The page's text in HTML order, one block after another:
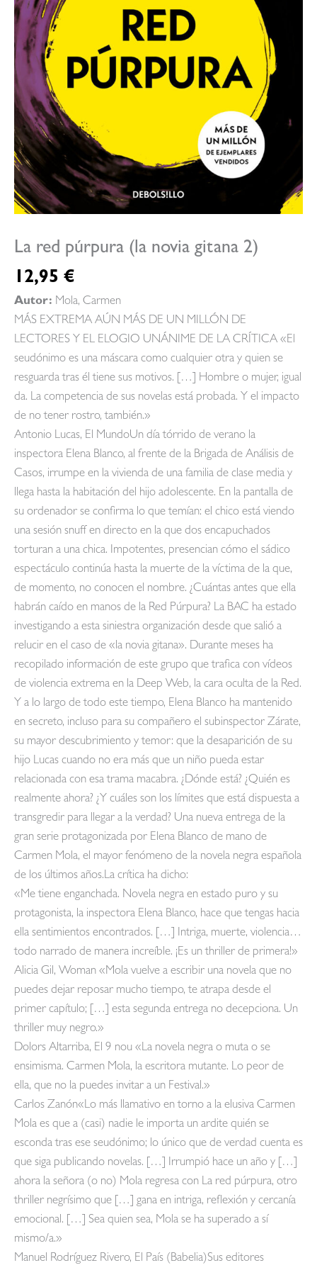
La red púrpura (la novia gitana 2)
12,95 €
Autor: Mola, Carmen
MÁS EXTREMA AÚN MÁS DE UN MILLÓN DE
LECTORES Y EL ELOGIO UNÁNIME DE LA CRÍTICA «El
seudónimo es una máscara como cualquier otra y quien se
resguarda tras él tiene sus motivos. […] Hombre o mujer, igual
da. La competencia de sus novelas está probada. Y el impacto
de no tener rostro, también.»
Antonio Lucas, El MundoUn día tórrido de verano la
inspectora Elena Blanco, al frente de la Brigada de Análisis de
Casos, irrumpe en la vivienda de una familia de clase media y
llega hasta la habitación del hijo adolescente. En la pantalla de
su ordenador se confirma lo que temían: el chico está viendo
una sesión snuff en directo en la que dos encapuchados
torturan a una chica. Impotentes, presencian cómo el sádico
espectáculo continúa hasta la muerte de la víctima de la que,
de momento, no conocen el nombre. ¿Cuántas antes que ella
habrán caído en manos de la Red Púrpura? La BAC ha estado
investigando a esta siniestra organización desde que salió a
relucir en el caso de «la novia gitana». Durante meses ha
recopilado información de este grupo que trafica con vídeos
de violencia extrema en la Deep Web, la cara oculta de la Red.
Y a lo largo de todo este tiempo, Elena Blanco ha mantenido
en secreto, incluso para su compañero el subinspector Zárate,
su mayor descubrimiento y temor: que la desaparición de su
hijo Lucas cuando no era más que un niño pueda estar
relacionada con esa trama macabra. ¿Dónde está? ¿Quién es
realmente ahora? ¿Y cuáles son los límites que está dispuesta a
transgredir para llegar a la verdad? Una nueva entrega de la
gran serie protagonizada por Elena Blanco de mano de
Carmen Mola, el mayor fenómeno de la novela negra española
de los últimos años.La crítica ha dicho:
«Me tiene enganchada. Novela negra en estado puro y su
protagonista, la inspectora Elena Blanco, hace que tengas hacia
ella sentimientos encontrados. […] Intriga, muerte, violencia…
todo narrado de manera increíble. ¡Es un thriller de primera!»
Alicia Gil, Woman «Mola vuelve a escribir una novela que no
puedes dejar reposar mucho tiempo, te atrapa desde el
primer capítulo; […] esta segunda entrega no decepciona. Un
thriller muy negro.»
Dolors Altarriba, El 9 nou «La novela negra o muta o se
ensimisma. Carmen Mola, la escritora mutante. Lo peor de
ella, que no la puedes invitar a un Festival.»
Carlos Zanón«Lo más llamativo en torno a la elusiva Carmen
Mola es que a (casi) nadie le importa un ardite quién se
esconda tras ese seudónimo; lo único que de verdad cuenta es
que siga publicando novelas. […] Irrumpió hace un año y […]
ahora la señora (o no) Mola regresa con La red púrpura, otro
thriller negrísimo que […] gana en intriga, reflexión y cercanía
emocional. […] Sea quien sea, Mola se ha superado a sí
mismo/a.»
Manuel Rodríguez Rivero, El País (Babelia)Sus editores